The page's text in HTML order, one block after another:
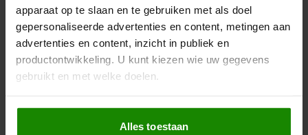
apparaat op te slaan en te gebruiken met als doel
gepersonaliseerde advertenties en content, metingen aan
advertenties en content, inzicht in publiek en
productontwikkeling. U kunt kiezen wie uw gegevens
gebruikt en met welke doelen.
Als u het toestaat, willen we ook graag:
Informatie verzamelen over uw geografische
Alles toestaan